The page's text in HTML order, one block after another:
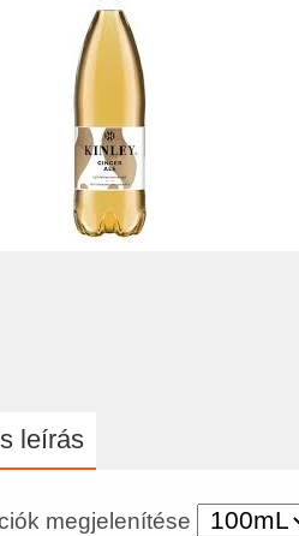
leírás
megjelenítése